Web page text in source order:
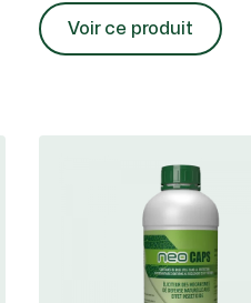
Voir ce produit